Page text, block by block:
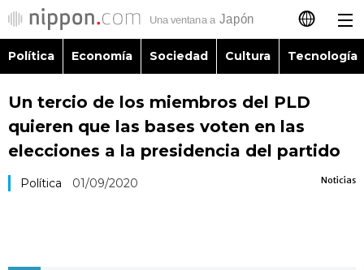
日本語
English
简体字
Política
Política Economía Sociedad Cultura Tecnología
Un tercio de los miembros del PLD
quieren que las bases voten en las
elecciones a la presidencia del partido
Noticias
Política 01/09/2020